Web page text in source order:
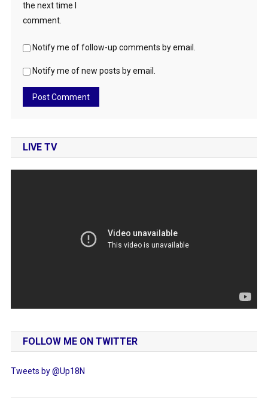
the next time I
comment.
Notify me of follow-up comments by email.
Notify me of new posts by email.
LIVE TV
FOLLOW ME ON TWITTER
Tweets by @Up18N